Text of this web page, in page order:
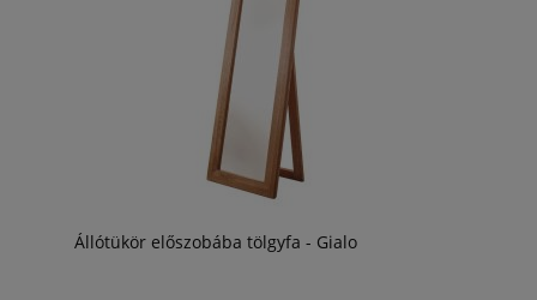
Állótükör előszobába tölgyfa - Gialo